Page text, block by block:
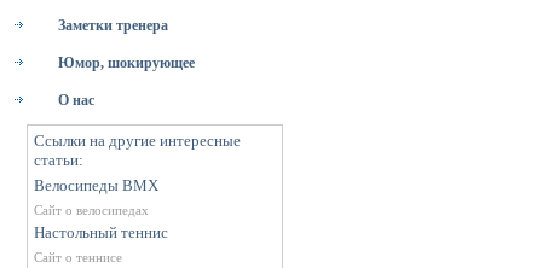
Заметки тренера
Юмор, шокирующее
О нас
Ссылки на другие интересные
статьи:
Велосипеды BMX
Сайт о велосипедах
Настольный теннис
Сайт о теннисе